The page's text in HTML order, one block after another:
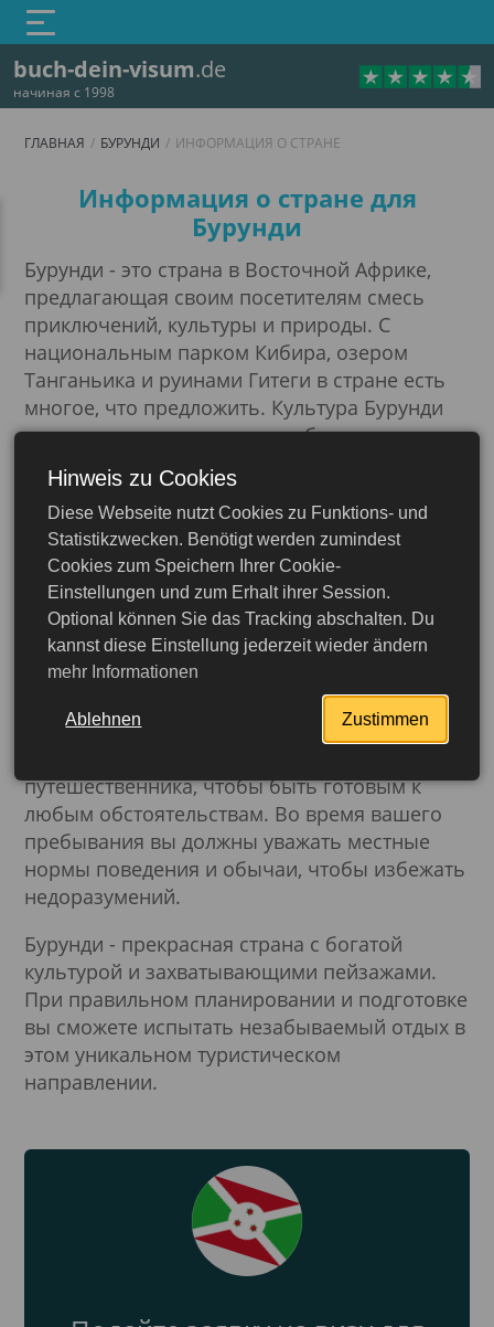
buch-dein-visum.de
начиная с 1998
Бурунди
Подробнее
ГЛАВНАЯ БУРУНДИ ИНФОРМАЦИЯ О СТРАНЕ
Информация о стране
Информация о стране для
Бурунди
Бурунди - это страна в Восточной Африке,
предлагающая своим посетителям смесь
приключений, культуры и природы. С
национальным парком Кибира, озером
Танганьика и руинами Гитеги в стране есть
многое, что предложить. Культура Бурунди
также увлекательна и может быть испытана в
форме музыки, танцев и произведений
искусства. Это также страна, известная
своими кофейными плантациями и
впечатляющими пейзажами, которые
создают идеальную атмосферу для
незабываемого отдыха.
Если вы планируете поездку в Бурунди, вам
следует заранее ознакомиться с правилами
въезда, требованиями к визе и
медицинскими нормами. Также
путешественника, чтобы быть готовым к
любым обстоятельствам. Во время вашего
пребывания вы должны уважать местные
нормы поведения и обычаи, чтобы избежать
недоразумений.
Бурунди - прекрасная страна с богатой
культурой и захватывающими пейзажами.
При правильном планировании и подготовке
вы сможете испытать незабываемый отдых в
этом уникальном туристическом
направлении.
Hinweis zu Cookies
Diese Webseite nutzt Cookies zu Funktions- und
Statistikzwecken. Benötigt werden zumindest
Cookies zum Speichern Ihrer Cookie-
Einstellungen und zum Erhalt ihrer Session.
Optional können Sie das Tracking abschalten. Du
kannst diese Einstellung jederzeit wieder ändern
mehr Informationen
Ablehnen Zustimmen